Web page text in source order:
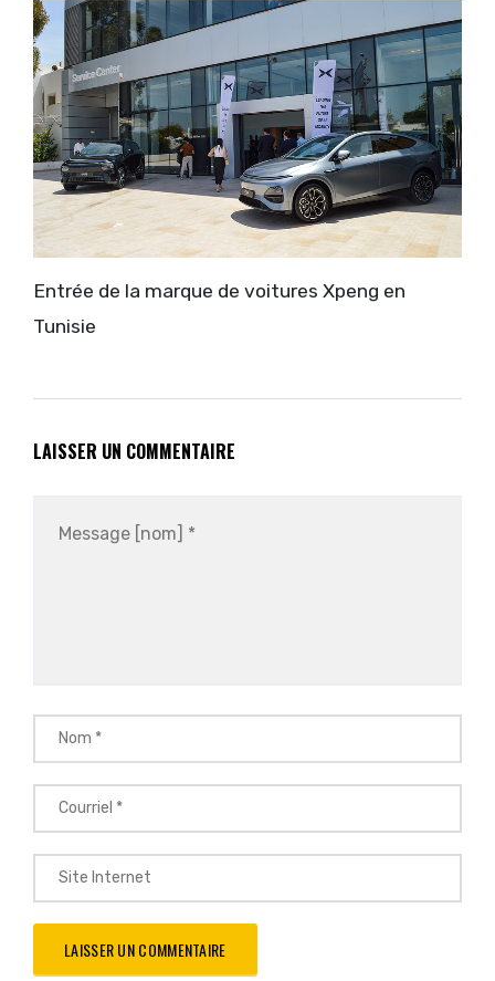
Entrée de la marque de voitures Xpeng en
Tunisie
LAISSER UN COMMENTAIRE